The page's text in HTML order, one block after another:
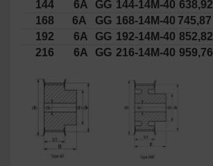
144
6A GG 144-14M-40 638,92
168
6A GG 168-14M-40 745,87
192
6A GG 192-14M-40 852,82
216
6A GG 216-14M-40 959,76